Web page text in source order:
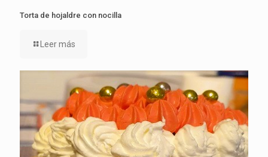
Torta de hojaldre con nocilla
Leer más